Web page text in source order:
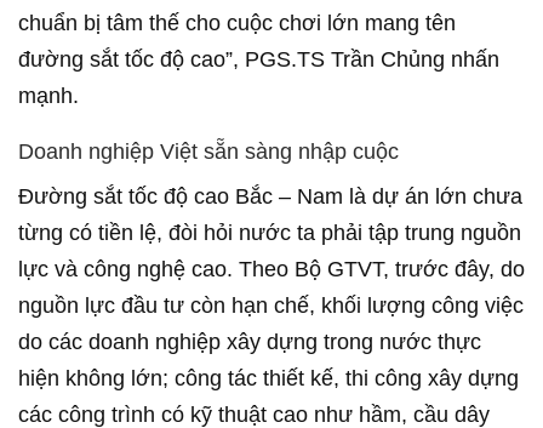
chuẩn bị tâm thế cho cuộc chơi lớn mang tên
đường sắt tốc độ cao”, PGS.TS Trần Chủng nhấn
mạnh.
Doanh nghiệp Việt sẵn sàng nhập cuộc
Đường sắt tốc độ cao Bắc – Nam là dự án lớn chưa
từng có tiền lệ, đòi hỏi nước ta phải tập trung nguồn
lực và công nghệ cao. Theo Bộ GTVT, trước đây, do
nguồn lực đầu tư còn hạn chế, khối lượng công việc
do các doanh nghiệp xây dựng trong nước thực
hiện không lớn; công tác thiết kế, thi công xây dựng
các công trình có kỹ thuật cao như hầm, cầu dây